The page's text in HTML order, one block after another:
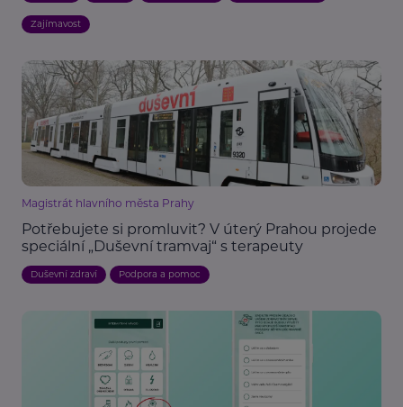
Zajímavost
Magistrát hlavního města Prahy
Potřebujete si promluvit? V úterý Prahou projede
speciální „Duševní tramvaj“ s terapeuty
Duševní zdraví Podpora a pomoc